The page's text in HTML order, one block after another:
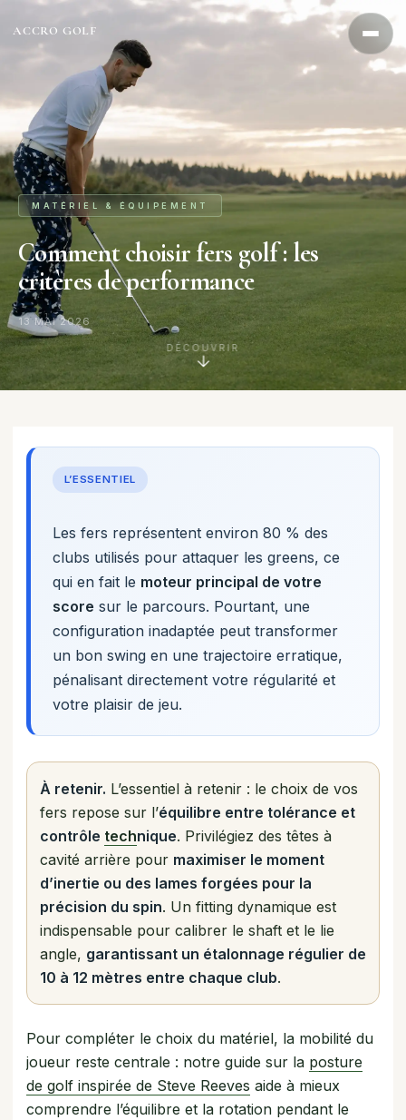
auACCRO GOLF
MATÉRIEL & ÉQUIPEMENT
Comment choisir fers golf : les
critères de performance
13 MAI 2026
DÉCOUVRIR
L’ESSENTIEL
Les fers représentent environ 80 % des
clubs utilisés pour attaquer les greens, ce
qui en fait le moteur principal de votre
score sur le parcours. Pourtant, une
configuration inadaptée peut transformer
un bon swing en une trajectoire erratique,
pénalisant directement votre régularité et
votre plaisir de jeu.
À retenir. L’essentiel à retenir : le choix de vos
fers repose sur l’équilibre entre tolérance et
contrôle technique. Privilégiez des têtes à
cavité arrière pour maximiser le moment
d’inertie ou des lames forgées pour la
précision du spin. Un fitting dynamique est
indispensable pour calibrer le shaft et le lie
angle, garantissant un étalonnage régulier de
10 à 12 mètres entre chaque club.
Pour compléter le choix du matériel, la mobilité du
joueur reste centrale : notre guide sur la posture
de golf inspirée de Steve Reeves aide à mieux
comprendre l’équilibre et la rotation pendant le